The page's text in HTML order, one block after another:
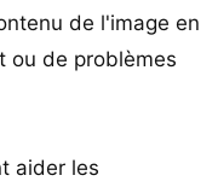
de l'image en
ou de problèmes
aider les